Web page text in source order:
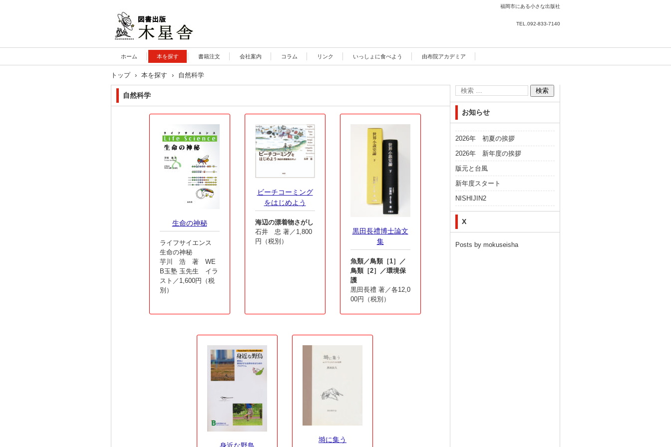
木星舎ホームページ
福岡市にある小さな出版社
TEL. 092-833-7140
ホーム 本を探す 書籍注文 会社案内 コラム リンク いっしょに食べよう 由布院アカデミア
トップ › 本を探す › 自然科学
自然科学
生命の神秘
ライフサイエンス
生命の神秘
芋川 浩 著 WE
B玉塾 玉先生 イラ
スト／1,600円（税
別）
ビーチコーミング
をはじめよう
海辺の漂着物さがし
石井 忠 著／1,800
円（税別）
黒田長禮博士論文
集
魚類／鳥類［1］／
鳥類［2］／環境保
護
黒田長禮 著／各12,0
00円（税別）
塒に集う
お知らせ
2026年 初夏の挨拶
2026年 新年度の挨拶
版元と台風
新年度スタート
NISHIJIN2
X
Posts by mokuseisha